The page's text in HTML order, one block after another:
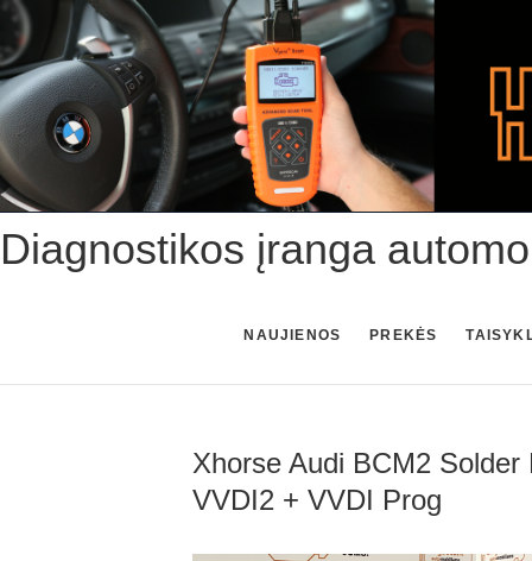
Skip
to
content
Diagnostikos įranga
NAUJIENOS PREKĖS
Xhorse Audi BCM2
VVDI2 + VVDI Prog